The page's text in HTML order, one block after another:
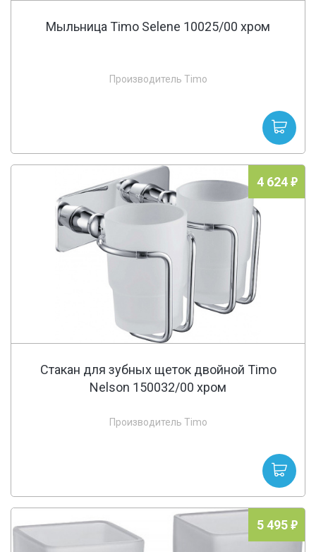
Мыльница Timo Selene 10025/00 хром
Производитель Timo
4 624
Стакан для зубных щеток двойной Timo
Nelson 150032/00 хром
Производитель Timo
5 495